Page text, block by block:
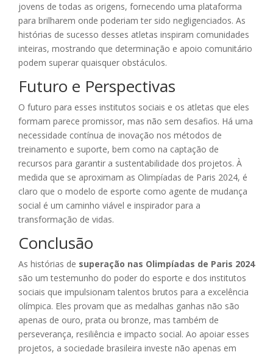
jovens de todas as origens, fornecendo uma plataforma
para brilharem onde poderiam ter sido negligenciados. As
histórias de sucesso desses atletas inspiram comunidades
inteiras, mostrando que determinação e apoio comunitário
podem superar quaisquer obstáculos.
Futuro e Perspectivas
O futuro para esses institutos sociais e os atletas que eles
formam parece promissor, mas não sem desafios. Há uma
necessidade contínua de inovação nos métodos de
treinamento e suporte, bem como na captação de
recursos para garantir a sustentabilidade dos projetos. À
medida que se aproximam as Olimpíadas de Paris 2024, é
claro que o modelo de esporte como agente de mudança
social é um caminho viável e inspirador para a
transformação de vidas.
Conclusão
As histórias de superação nas Olimpíadas de Paris 2024
são um testemunho do poder do esporte e dos institutos
sociais que impulsionam talentos brutos para a excelência
olímpica. Eles provam que as medalhas ganhas não são
apenas de ouro, prata ou bronze, mas também de
perseverança, resiliência e impacto social. Ao apoiar esses
projetos, a sociedade brasileira investe não apenas em